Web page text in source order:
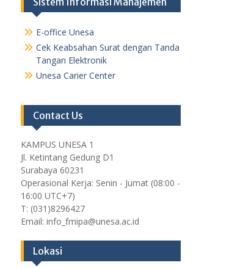
E-office Unesa
Cek Keabsahan Surat dengan Tanda
Tangan Elektronik
Unesa Carier Center
Contact Us
KAMPUS UNESA 1
Jl. Ketintang Gedung D1
Surabaya 60231
Operasional Kerja: Senin - Jumat (08:00 -
16:00 UTC+7)
T: (031)8296427
Email: info_fmipa@unesa.ac.id
Lokasi